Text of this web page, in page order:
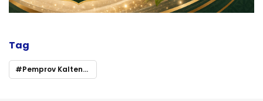
Tag
Pemprov Kalteng Gelar Shalat Berjamaah dan Doa Bersama Malam Nisfu Syaban